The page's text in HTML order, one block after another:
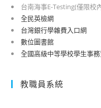
台南海事E-Testing(僅限校
全民英檢網
台灣銀行學雜費入口網
數位圖書館
全國高級中等學校學生事
教職員系統